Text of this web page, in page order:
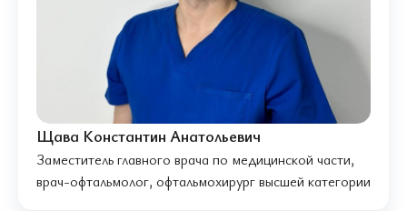
Щава Константин Анатольевич
Заместитель главного врача по медицинской части,
врач-офтальмолог, офтальмохирург высшей категории